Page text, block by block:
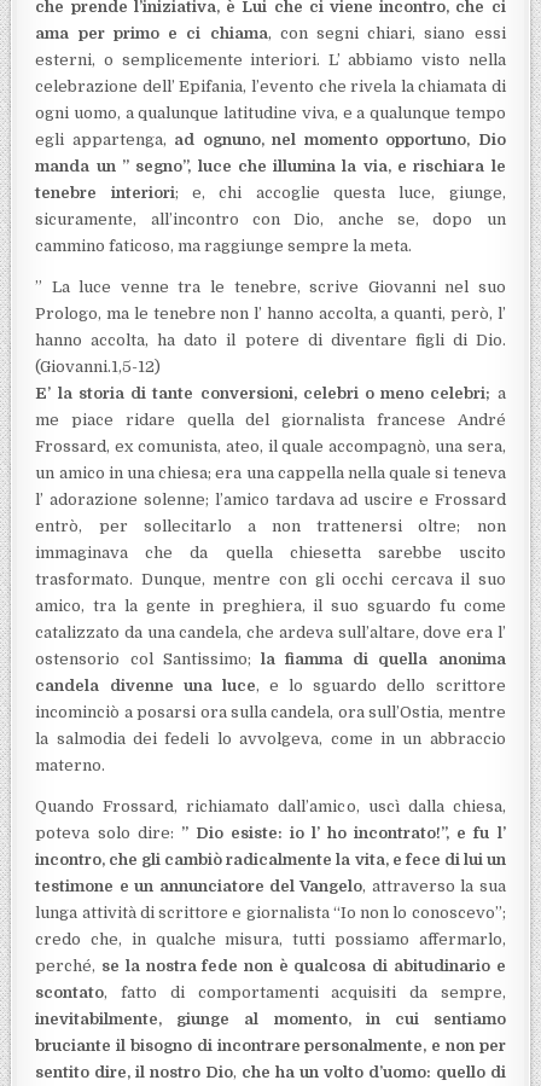
che prende l’iniziativa, è Lui che ci viene incontro, che ci
ama per primo e ci chiama, con segni chiari, siano essi
esterni, o semplicemente interiori. L’ abbiamo visto nella
celebrazione dell’ Epifania, l’evento che rivela la chiamata di
ogni uomo, a qualunque latitudine viva, e a qualunque tempo
egli appartenga, ad ognuno, nel momento opportuno, Dio
manda un ” segno”, luce che illumina la via, e rischiara le
tenebre interiori; e, chi accoglie questa luce, giunge,
sicuramente, all’incontro con Dio, anche se, dopo un
cammino faticoso, ma raggiunge sempre la meta.
” La luce venne tra le tenebre, scrive Giovanni nel suo
Prologo, ma le tenebre non l’ hanno accolta, a quanti, però, l’
hanno accolta, ha dato il potere di diventare figli di Dio.
(Giovanni.1,5-12)
E’ la storia di tante conversioni, celebri o meno celebri; a
me piace ridare quella del giornalista francese André
Frossard, ex comunista, ateo, il quale accompagnò, una sera,
un amico in una chiesa; era una cappella nella quale si teneva
l’ adorazione solenne; l’amico tardava ad uscire e Frossard
entrò, per sollecitarlo a non trattenersi oltre; non
immaginava che da quella chiesetta sarebbe uscito
trasformato. Dunque, mentre con gli occhi cercava il suo
amico, tra la gente in preghiera, il suo sguardo fu come
catalizzato da una candela, che ardeva sull’altare, dove era l’
ostensorio col Santissimo; la fiamma di quella anonima
candela divenne una luce, e lo sguardo dello scrittore
incominciò a posarsi ora sulla candela, ora sull’Ostia, mentre
la salmodia dei fedeli lo avvolgeva, come in un abbraccio
materno.
Quando Frossard, richiamato dall’amico, uscì dalla chiesa,
poteva solo dire: ” Dio esiste: io l’ ho incontrato!”, e fu l’
incontro, che gli cambiò radicalmente la vita, e fece di lui un
testimone e un annunciatore del Vangelo, attraverso la sua
lunga attività di scrittore e giornalista “Io non lo conoscevo”;
credo che, in qualche misura, tutti possiamo affermarlo,
perché, se la nostra fede non è qualcosa di abitudinario e
scontato, fatto di comportamenti acquisiti da sempre,
inevitabilmente, giunge al momento, in cui sentiamo
bruciante il bisogno di incontrare personalmente, e non per
sentito dire, il nostro Dio, che ha un volto d’uomo: quello di